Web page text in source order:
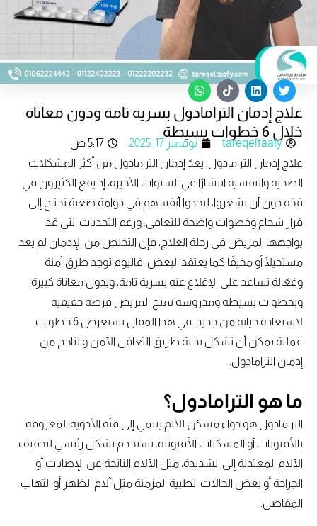
T
w
i
t
e
L
i
n
k
e
d
n
T
i
k
t
o
k
W
h
a
s
a
p
علاج إدمان الترامادول بسرية تامة ودون معاناة
خلال 6 خطوات بسيطة
tareqeltaafy نوفمبر 17, 2025
5:17 ص
علاج إدمان الترامادول. يعدّ إدمان الترامادول من أكثر المشكلات
الصحية والنفسية انتشارًا في السنوات الأخيرة، إذ يقع الكثيرون في
فخه دون أن يشعروا، ليجدوا أنفسهم في دوامة صعبة تحتاج إلى
قرار شجاع وخطوات واضحة للتعافي. ورغم التحديات التي قد
يواجهها المريض في رحلة العلاج، فإن التخلص من الإدمان لم يعد
مستحيلًا أو مخيفًا كما يعتقد البعض. فاليوم توجد طرق آمنة
وفعّالة تساعد على الإقلاع عنه بسرية تامة، وبدون معاناة كبيرة،
وبخطوات بسيطة ومدروسة تمنح المريض فرصة حقيقية
لاستعادة حياته من جديد. في هذا المقال نستعرض 6 خطوات
عملية يمكن أن تشكل بداية طريق التعافي الآمن والناجح من
إدمان الترامادول.
ما هو الترامادول؟
الترامادول هو دواء مسكن للألم ينتمي إلى فئة الأدوية المعروفة
بالأفيونات أو المسكنات الأفيونية. يستخدم بشكل رئيسي لتخفيف
الآلام المعتدلة إلى الشديدة، مثل الآلام الناتجة عن الإصابات أو
الجراحة أو بعض الحالات الطبية المزمنة مثل آلام الظهر أو التهاب
المفاصل.